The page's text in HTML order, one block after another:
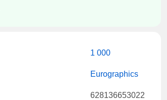
1 000
Eurographics
628136653022